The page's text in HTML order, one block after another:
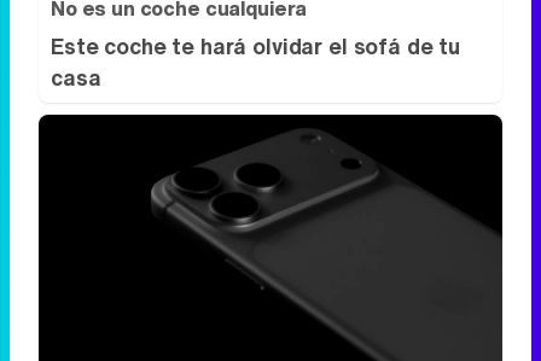
No es un coche cualquiera
Este coche te hará olvidar el sofá de tu
casa